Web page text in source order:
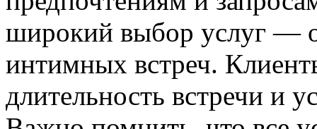
широкий выбор услуг —
интимных встреч.
длительность встречи и